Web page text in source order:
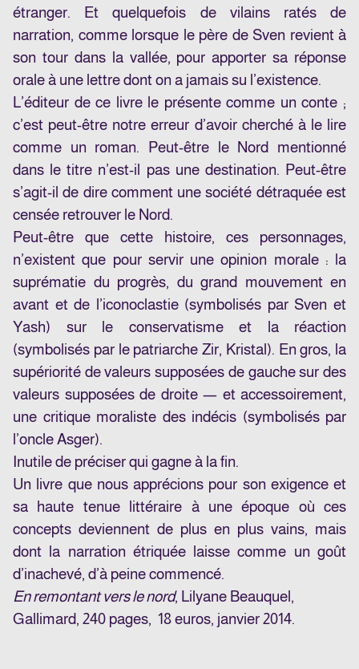
étranger. Et quelquefois de vilains ratés de
narration, comme lorsque le père de Sven revient à
son tour dans la vallée, pour apporter sa réponse
orale à une lettre dont on a jamais su l’existence.
L’éditeur de ce livre le présente comme un conte ;
c’est peut-être notre erreur d’avoir cherché à le lire
comme un roman. Peut-être le Nord mentionné
dans le titre n’est-il pas une destination. Peut-être
s’agit-il de dire comment une société détraquée est
censée retrouver le Nord.
Peut-être que cette histoire, ces personnages,
n’existent que pour servir une opinion morale : la
suprématie du progrès, du grand mouvement en
avant et de l’iconoclastie (symbolisés par Sven et
Yash) sur le conservatisme et la réaction
(symbolisés par le patriarche Zir, Kristal). En gros, la
supériorité de valeurs supposées de gauche sur des
valeurs supposées de droite — et accessoirement,
une critique moraliste des indécis (symbolisés par
l’oncle Asger).
Inutile de préciser qui gagne à la fin.
Un livre que nous apprécions pour son exigence et
sa haute tenue littéraire à une époque où ces
concepts deviennent de plus en plus vains, mais
dont la narration étriquée laisse comme un goût
d’inachevé, d’à peine commencé.
En remontant vers le nord, Lilyane Beauquel,
Gallimard, 240 pages, 18 euros, janvier 2014.